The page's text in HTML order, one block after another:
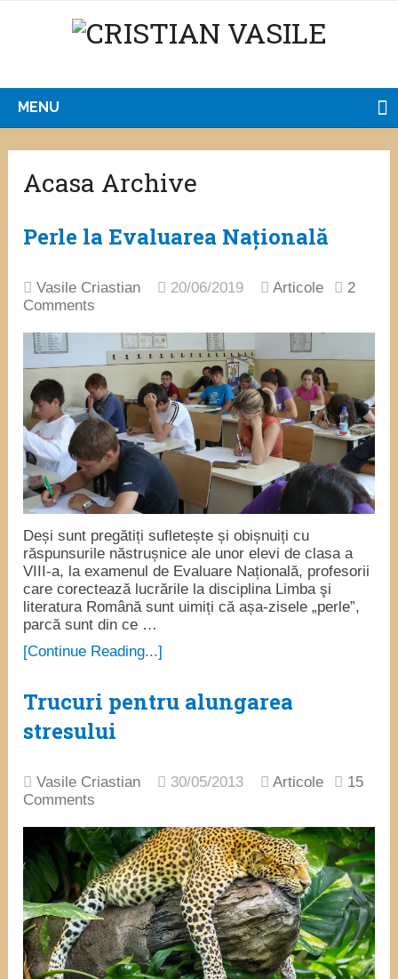
MENU
Acasa Archive
Perle la Evaluarea Națională
Vasile Criastian 20/06/2019 Articole
2
Comments
Deși sunt pregătiți sufletește și obișnuiți cu
răspunsurile năstrușnice ale unor elevi de clasa a
VIII-a, la examenul de Evaluare Națională, profesorii
care corectează lucrările la disciplina Limba şi
literatura Română sunt uimiți că așa-zisele „perle”,
parcă sunt din ce …
[Continue Reading...]
Trucuri pentru alungarea
stresului
Vasile Criastian 30/05/2013 Articole
15
Comments